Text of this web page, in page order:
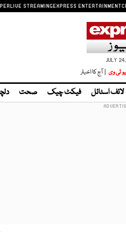
LIVE STREAMINGEXPRESS ENTERTAINMENT
JULY
ٹی وی | آج کا اخبار
لائف اسٹائل فیکٹ چیک صحت